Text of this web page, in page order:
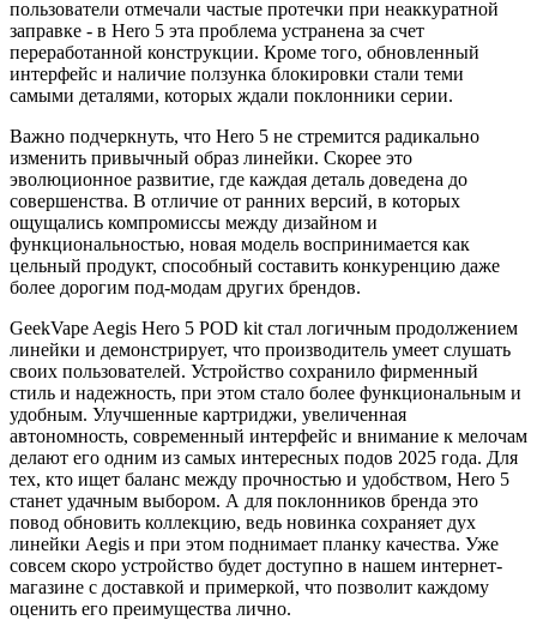
пользователи отмечали частые протечки при неаккуратной
заправке - в Hero 5 эта проблема устранена за счет
переработанной конструкции. Кроме того, обновленный
интерфейс и наличие ползунка блокировки стали теми
самыми деталями, которых ждали поклонники серии.
Важно подчеркнуть, что Hero 5 не стремится радикально
изменить привычный образ линейки. Скорее это
эволюционное развитие, где каждая деталь доведена до
совершенства. В отличие от ранних версий, в которых
ощущались компромиссы между дизайном и
функциональностью, новая модель воспринимается как
цельный продукт, способный составить конкуренцию даже
более дорогим под-модам других брендов.
GeekVape Aegis Hero 5 POD kit стал логичным продолжением
линейки и демонстрирует, что производитель умеет слушать
своих пользователей. Устройство сохранило фирменный
стиль и надежность, при этом стало более функциональным и
удобным. Улучшенные картриджи, увеличенная
автономность, современный интерфейс и внимание к мелочам
делают его одним из самых интересных подов 2025 года. Для
тех, кто ищет баланс между прочностью и удобством, Hero 5
станет удачным выбором. А для поклонников бренда это
повод обновить коллекцию, ведь новинка сохраняет дух
линейки Aegis и при этом поднимает планку качества. Уже
совсем скоро устройство будет доступно в нашем интернет-
магазине с доставкой и примеркой, что позволит каждому
оценить его преимущества лично.